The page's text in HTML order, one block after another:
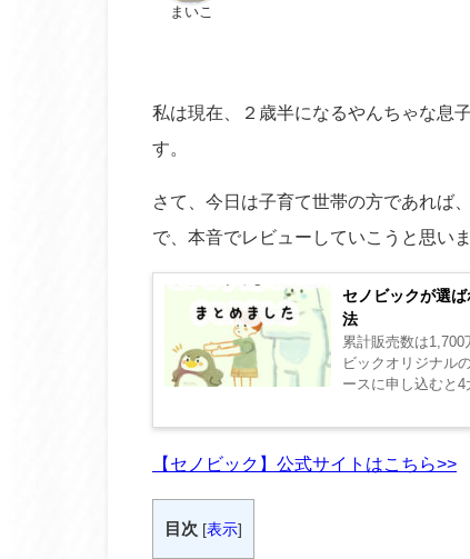
まいこ
私は現在、２歳半になるやんちゃな息
す。
さて、今日は子育て世帯の方であれば
で、本音でレビューしていこうと思いま
セノビックが選
法
累計販売数は
ビックオリジナル
ースに申し込むと
【セノビック】公式サイトはこちら>>
目次 [表示]